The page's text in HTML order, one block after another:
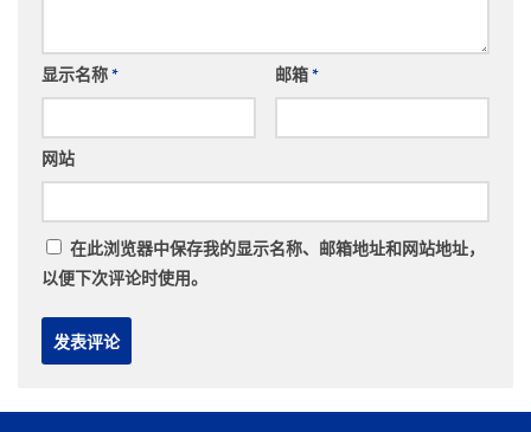
显示名称* 邮箱*
网站
在此浏览器中保存我的显示名称、邮箱地址和网站地址，
以便下次评论时使用。